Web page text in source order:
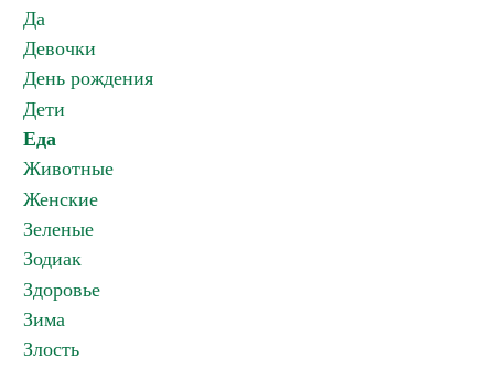
Да
Девочки
День рождения
Дети
Еда
Животные
Женские
Зеленые
Зодиак
Здоровье
Зима
Злость